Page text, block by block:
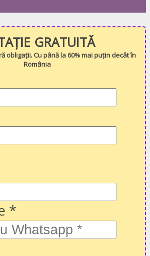
GRATUITĂ
obligații. Cu până la 60% mai puțin decât în
România
*